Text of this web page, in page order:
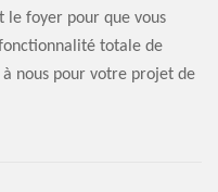
le foyer pour que vous
totale de
nous pour votre projet de